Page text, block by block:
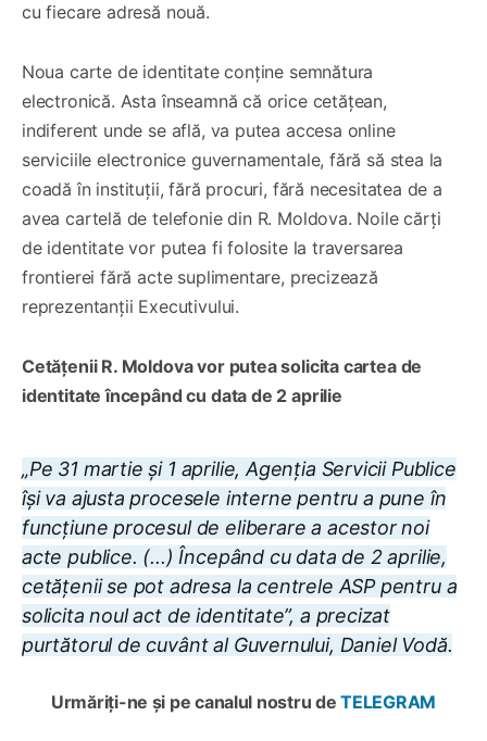
cu fiecare adresă nouă.
⁠Noua carte de identitate conține semnătura
electronică. Asta înseamnă că orice cetățean,
indiferent unde se află, va putea accesa online
serviciile electronice guvernamentale, fără să stea la
coadă în instituții, fără procuri, fără necesitatea de a
avea cartelă de telefonie din R. Moldova. Noile cărți
de identitate vor putea fi folosite la traversarea
frontierei fără acte suplimentare, precizează
reprezentanții Executivului.
Cetățenii R. Moldova vor putea solicita cartea de
identitate începând cu data de 2 aprilie
„Pe 31 martie și 1 aprilie, Agenția Servicii Publice
își va ajusta procesele interne pentru a pune în
funcțiune procesul de eliberare a acestor noi
acte publice. (...) Începând cu data de 2 aprilie,
cetățenii se pot adresa la centrele ASP pentru a
solicita noul act de identitate”, a precizat
purtătorul de cuvânt al Guvernului, Daniel Vodă.
Urmăriți-ne și pe canalul nostru de TELEGRAM